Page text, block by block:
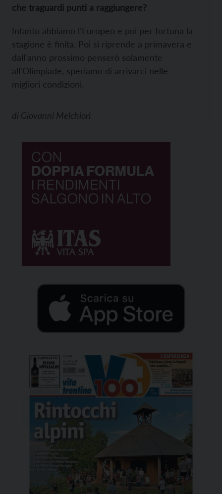
che traguardi punti a raggiungere?
Intanto abbiamo l'Europeo e poi per fortuna la
stagione è finita. Poi si riprende a primavera e
dall'anno prossimo penserò solamente
all'Olimpiade, speriamo di arrivarci nelle
migliori condizioni.
di Giovanni Melchiori